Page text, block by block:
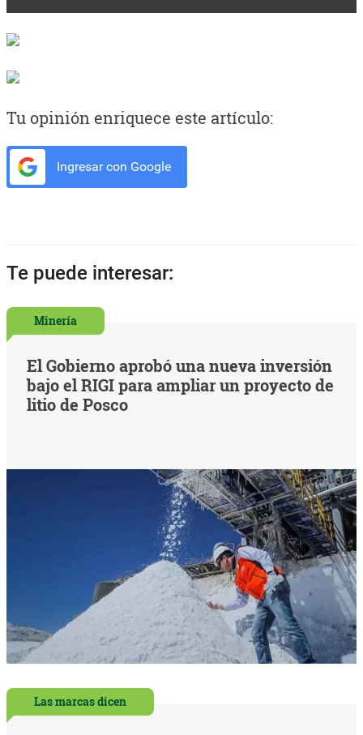
Tu opinión enriquece este artículo:
Ingresar con Google
Te puede interesar:
Minería
El Gobierno aprobó una nueva inversión
bajo el RIGI para ampliar un proyecto de
litio de Posco
Las marcas dicen